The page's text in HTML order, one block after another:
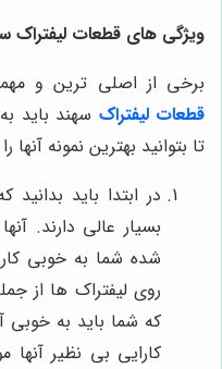
ویژگی های قطعات لیفتراک
برخی از اصلی ترین و
قطعات لیفتراک سهند باید
تا بتوانید بهترین نمونه
در ابتدا باید
بسیار عالی دارند.
شده شما به خوبی کار
روی لیفتراک ها از
که شما باید به خوبی
کارایی بی نظیر